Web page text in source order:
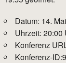
Datum: 14.
Uhrzeit: 20:00
Konferenz
Konferenz-